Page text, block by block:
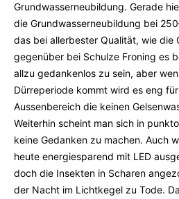
Grundwasserneubildung. Gerade
die Grundwasserneubildung bei
das bei allerbester Qualität, wie die
gegenüber bei Schulze Froning es
allzu gedankenlos zu sein, aber
Dürreperiode kommt wird es eng
Aussenbereich die keinen
Weiterhin scheint man sich in
keine Gedanken zu machen. Auch
heute energiesparend mit LED
doch die Insekten in Scharen
der Nacht im Lichtkegel zu Tode.